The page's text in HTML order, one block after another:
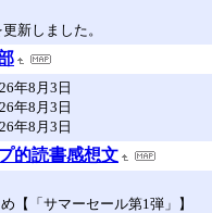
新しました。
年8月3日
年8月3日
年8月3日
的読書感想文
【「サマーセール第1弾」】